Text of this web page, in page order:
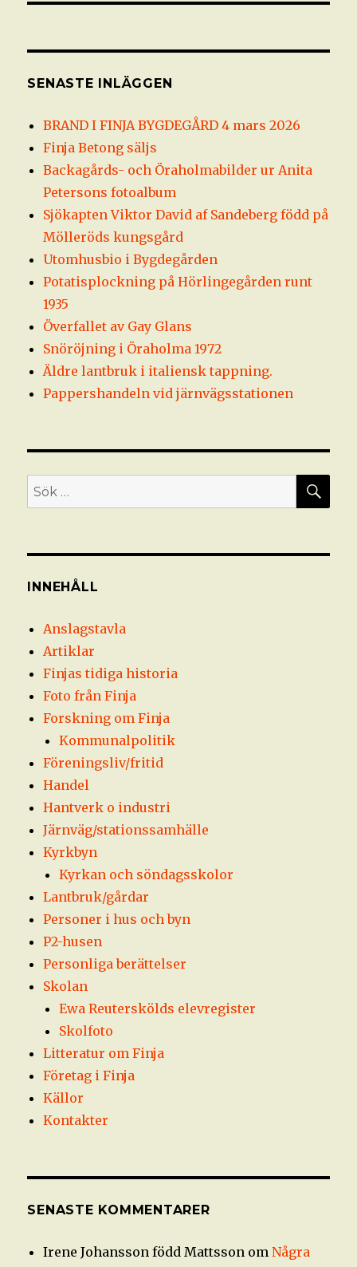
SENASTE INLÄGGEN
BRAND I FINJA BYGDEGÅRD 4 mars 2026
Finja Betong säljs
Backagårds- och Öraholmabilder ur Anita
Petersons fotoalbum
Sjökapten Viktor David af Sandeberg född på
Mölleröds kungsgård
Utomhusbio i Bygdegården
Potatisplockning på Hörlingegården runt
1935
Överfallet av Gay Glans
Snöröjning i Öraholma 1972
Äldre lantbruk i italiensk tappning.
Pappershandeln vid järnvägsstationen
Sök
efter:
INNEHÅLL
Anslagstavla
Artiklar
Finjas tidiga historia
Foto från Finja
Forskning om Finja
Kommunalpolitik
Föreningsliv/fritid
Handel
Hantverk o industri
Järnväg/stationssamhälle
Kyrkbyn
Kyrkan och söndagsskolor
Lantbruk/gårdar
Personer i hus och byn
P2-husen
Personliga berättelser
Skolan
Ewa Reuterskölds elevregister
Skolfoto
Litteratur om Finja
Företag i Finja
Källor
Kontakter
SENASTE KOMMENTARER
Irene Johansson född Mattsson omNågra